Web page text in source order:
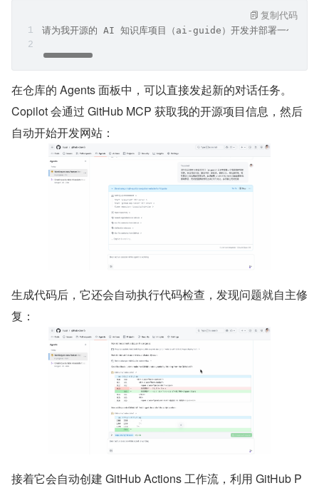
请为我开源的 AI 知识库项目（ai-guide）开发并部署一个高颜值
复制代码
在仓库的 Agents 面板中，可以直接发起新的对话任务。
Copilot 会通过 GitHub MCP 获取我的开源项目信息，然后
自动开始开发网站：
生成代码后，它还会自动执行代码检查，发现问题就自主修
复：
接着它会自动创建 GitHub Actions 工作流，利用 GitHub P